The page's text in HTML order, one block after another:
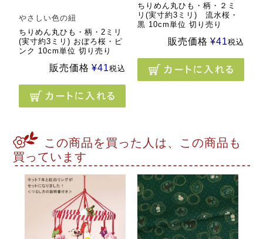
やさしい色の紐
ちりめん丸ひも・柄・2ミリ
(実寸約3ミリ) おぼろ桜・ピ
ンク 10cm単位 切り売り
販売価格 ¥41税込
ちりめん丸ひも・柄・２ミ
リ(実寸約3ミリ) 流水桜・
黒 10cm単位 切り売り
販売価格 ¥41税込
この商品を買った人は、この商品も
買っています